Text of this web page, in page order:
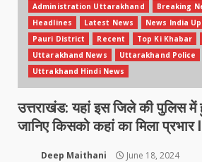
Administration Uttarakhand Breaking
Headlines
Latest News
News India
Pauri District
Recent Top Ki Khabar
Uttarakhand News
Uttarakhand Police
Uttrakhand Hindi News
उत्तराखंड: यहां इस जिले की पुलिस
जानिए किसको कहां का मिला प्रभार
Deep Maithani June 18, 2024